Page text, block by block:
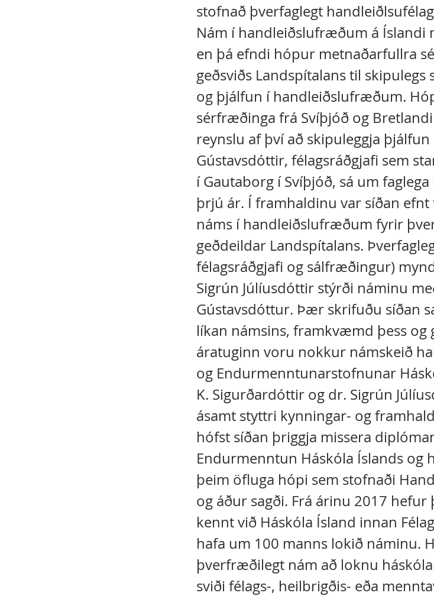
stofnað þverfaglegt
Nám í handleiðslufræðum á Íslandi
en þá efndi hópur metnaðarfullra
geðsviðs Landspítalans til skipulegs
og þjálfun í handleiðslufræðum.
sérfræðinga frá Svíþjóð og
reynslu af því að skipuleggja
Gústavsdóttir, félagsráðgjafi sem
í Gautaborg í Svíþjóð, sá um
þrjú ár. Í framhaldinu var síðan efnt
náms í handleiðslufræðum fyrir
geðdeildar Landspítalans.
félagsráðgjafi og sálfræðingur)
Sigrún Júlíusdóttir stýrði náminu
Gústavsdóttur. Þær skrifuðu síðan
líkan námsins, framkvæmd þess og
áratuginn voru nokkur námskeið
og Endurmenntunarstofnunar
K. Sigurðardóttir og dr. Sigrún
ásamt styttri kynningar- og
hófst síðan þriggja missera
Endurmenntun Háskóla Íslands og
þeim öfluga hópi sem stofnaði
og áður sagði. Frá árinu 2017
kennt við Háskóla Ísland innan
hafa um 100 manns lokið náminu.
þverfræðilegt nám að loknu
sviði félags-, heilbrigðis- eða